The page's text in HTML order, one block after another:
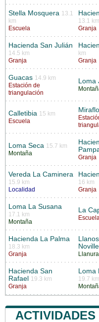
Stella Mosquera 13.1
km
Escuela
13.1 km
Granja
Hacienda San Julián
14.5 km
Granja
km
Granja
Guacas 14.9 km
Estación de
triangulación
Loma
Calletibia 15 km
Escuela
Loma Seca 15.7 km
Montaña
Granja
Vereda La Caminera
15.9 km
Localidad
16 km
Granja
Loma La Susana
17.1 km
Montaña
La
Escuela
Hacienda La Palma
18.3 km
Granja
Hacienda San
Rafael
19.3 km
Granja
19.7 km